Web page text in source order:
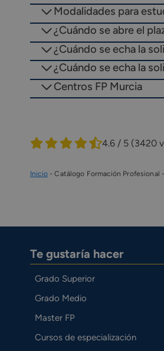
Modalidades para
¿Cuándo se abre el
¿Cuándo se echa la
¿Cuándo se echa la
Centros FP Murcia
4.6 / 5 (3420
Inicio-Catálogo Formación Profesional -
Te gustaría hacer
Grado Superior
Grado Medio
Master FP
Cursos de especialización